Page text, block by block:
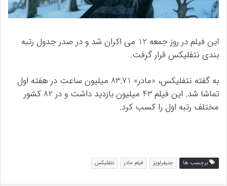
این فیلم در روز جمعه 12 می اکران شد و در صدر جدول رتبه
بندی نتفلیکس قرار گرفت.
به گفته نتفلیکس، «مادر» 83.71 میلیون ساعت در هفته اول
تماشا شد. این فیلم 43 میلیون بازدید داشت و در 82 کشور
مختلف رتبه اول را کسب کرد.
برچسب ها جنیفرلوپز فیلم مادر نتفلیکس